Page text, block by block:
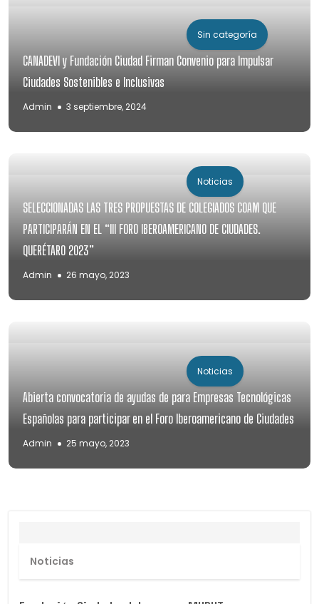
Sin categoría
CANADEVI y Fundación Ciudad Firman Convenio para Impulsar
Ciudades Sostenibles e Inclusivas
Admin 3 septiembre, 2024
Noticias
SELECCIONADAS LAS TRES PROPUESTAS DE COLEGIADOS COAM QUE
PARTICIPARÁN EN EL “III FORO IBEROAMERICANO DE CIUDADES.
QUERÉTARO 2023”
Admin 26 mayo, 2023
Noticias
Abierta convocatoria de ayudas de para Empresas Tecnológicas
Españolas para participar en el Foro Iberoamericano de Ciudades
Admin 25 mayo, 2023
Noticias